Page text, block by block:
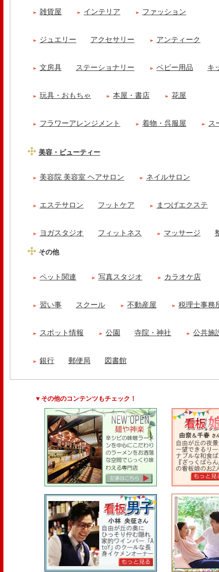
雑貨屋 インテリア ファッション
ジュエリー アクセサリー アンティーク
文房具 ステーショナリー ベビー用品 キ
玩具・おもちゃ 本屋・書店 花屋
フラワーアレンジメント 着物・呉服屋 ス
美容・ビューティー
美容院 美容室 ヘアサロン ネイルサロン
エステサロン フットケア まつげエクステ
ヨガスタジオ フィットネス マッサージ
その他
ペット関連 写真スタジオ カラオケ店
習い事 スクール 不動産屋 税理士事務
スポット情報 公園 寺院・神社 公共施
銀行 郵便局 図書館
▼その他のコンテンツもチェック！